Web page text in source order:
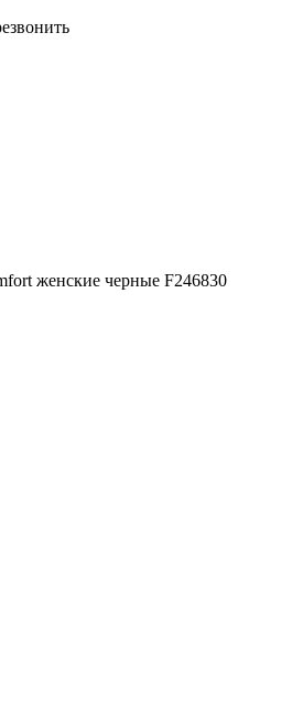
женские черные F246830